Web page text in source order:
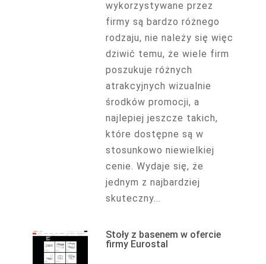
wykorzystywane przez
firmy są bardzo różnego
rodzaju, nie należy się więc
dziwić temu, że wiele firm
poszukuje różnych
atrakcyjnych wizualnie
środków promocji, a
najlepiej jeszcze takich,
które dostępne są w
stosunkowo niewielkiej
cenie. Wydaje się, że
jednym z najbardziej
skuteczny...
Stoły z basenem w ofercie
firmy Eurostal